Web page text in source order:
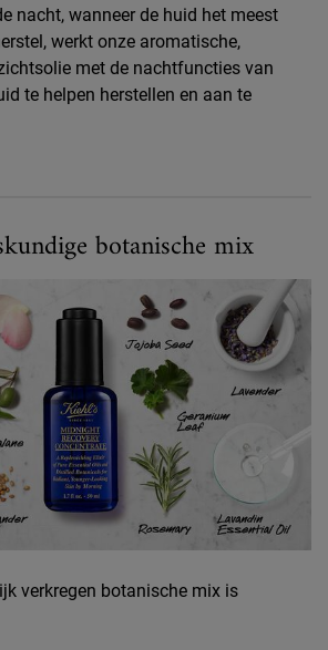
nacht, wanneer de huid het meest
werkt onze aromatische,
met de nachtfuncties van
te helpen herstellen en aan te
botanische mix
verkregen botanische mix is